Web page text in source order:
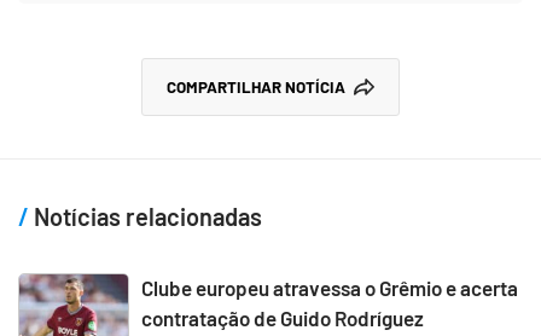
COMPARTILHAR NOTÍCIA
Notícias relacionadas
Clube europeu atravessa o Grêmio e acerta
contratação de Guido Rodríguez